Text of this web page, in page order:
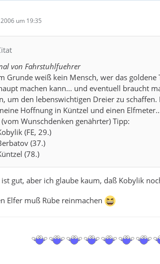
um 19:35
von Fahrstuhlfuehrer
Grunde weiß kein Mensch, wer das
machen kann... und eventuell braucht
um den lebenswichtigen Dreier zu
Hoffnung in Küntzel und einen
Wunschdenken genährter) Tipp:
(FE, 29.)
(37.)
(78.)
ist gut, aber ich glaube kaum, daß Kobylik
Elfer muß Rübe reinmachen